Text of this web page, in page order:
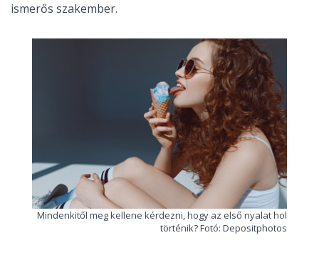
ismerős szakember.
Mindenkitől meg kellene kérdezni, hogy az első nyalat hol
történik? Fotó: Depositphotos